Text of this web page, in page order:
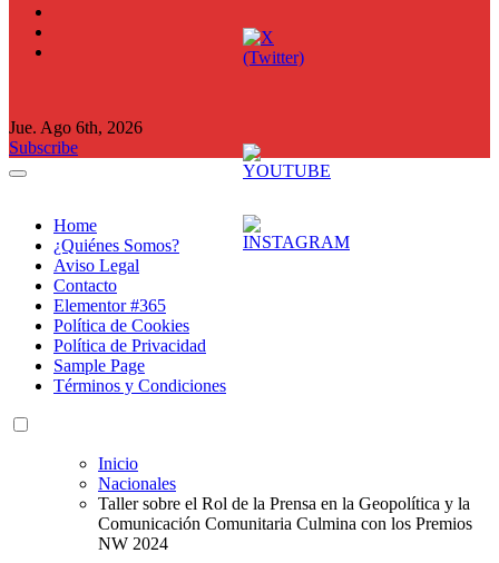
Jue. Ago 6th, 2026
Subscribe
Home
¿Quiénes Somos?
Aviso Legal
Contacto
Elementor #365
Política de Cookies
Política de Privacidad
Sample Page
Términos y Condiciones
Inicio
Nacionales
Taller sobre el Rol de la Prensa en la Geopolítica y la
Comunicación Comunitaria Culmina con los Premios
NW 2024